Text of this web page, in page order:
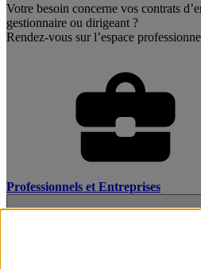
Votre besoin concerne vos contrats
gestionnaire ou dirigeant ?
Rendez-vous sur l’espace
Professionnels et Entreprises